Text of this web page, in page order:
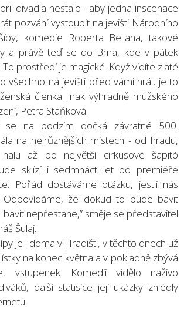
divadla nestalo - aby jedna inscenace
pozvání vystoupit na jevišti Národního
komedie Roberta Bellana, takové
a právě teď se do Brna, kde v pátek
To prostředí je magické. Když vidíte zlaté
všechno na jevišti před vámi hrál, je to
členka jinak výhradně mužského
Petra Staňková.
se na podzim dočká závratné 500.
na nejrůznějších místech - od hradu,
až po největší cirkusové šapitó
sklízí i sedmnáct let po premiéře
Pořád dostáváme otázku, jestli nás
Odpovídáme, že dokud to bude bavit
bavit nepřestane,” směje se představitel
Šulaj.
je i doma v Hradišti, v těchto dnech už
na konec května a v pokladně zbývá
vstupenek. Komedii vidělo naživo
další statisíce její ukázky zhlédly